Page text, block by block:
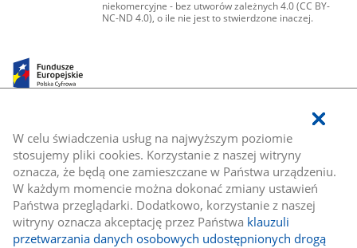
W celu świadczenia usług na najwyższym poziomie
stosujemy pliki cookies. Korzystanie z naszej witryny
oznacza, że będą one zamieszczane w Państwa urządzeniu.
W każdym momencie można dokonać zmiany ustawień
Państwa przeglądarki. Dodatkowo, korzystanie z naszej
witryny oznacza akceptację przez Państwa klauzuli
przetwarzania danych osobowych udostępnionych drogą
niekomercyjne - bez utworów zależnych 4.0 (CC BY-
NC-ND 4.0), o ile nie jest to stwierdzone inaczej.